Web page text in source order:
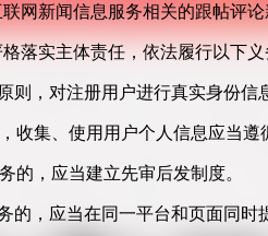
网新闻信息服务相关的跟帖评
落实主体责任，依法履行以下义
则，对注册用户进行真实身份
收集、使用用户个人信息应当
的，应当建立先审后发制度。
的，应当在同一平台和页面同时